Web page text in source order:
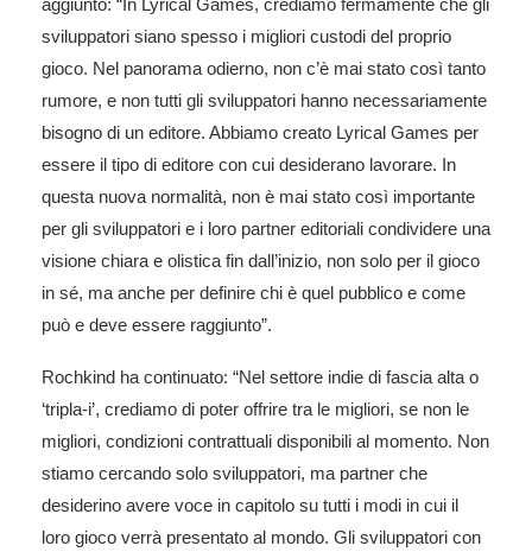
aggiunto: “In Lyrical Games, crediamo fermamente che gli
sviluppatori siano spesso i migliori custodi del proprio
gioco. Nel panorama odierno, non c’è mai stato così tanto
rumore, e non tutti gli sviluppatori hanno necessariamente
bisogno di un editore. Abbiamo creato Lyrical Games per
essere il tipo di editore con cui desiderano lavorare. In
questa nuova normalità, non è mai stato così importante
per gli sviluppatori e i loro partner editoriali condividere una
visione chiara e olistica fin dall’inizio, non solo per il gioco
in sé, ma anche per definire chi è quel pubblico e come
può e deve essere raggiunto”.
Rochkind ha continuato: “Nel settore indie di fascia alta o
‘tripla-i’, crediamo di poter offrire tra le migliori, se non le
migliori, condizioni contrattuali disponibili al momento. Non
stiamo cercando solo sviluppatori, ma partner che
desiderino avere voce in capitolo su tutti i modi in cui il
loro gioco verrà presentato al mondo. Gli sviluppatori con